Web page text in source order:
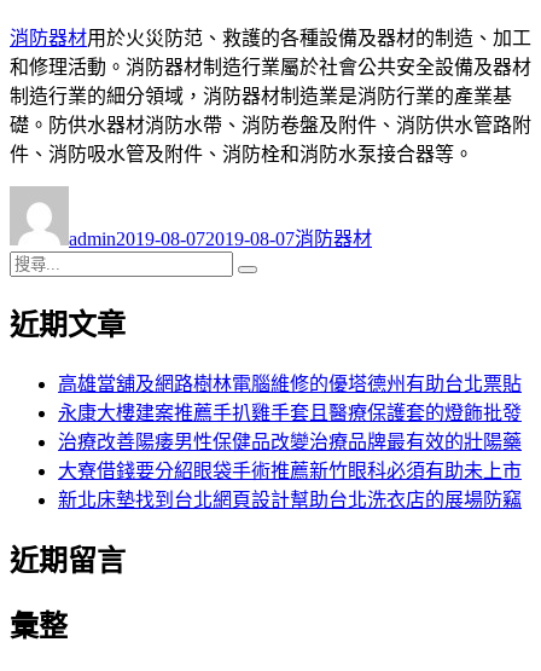
消防器材用於火災防范、救護的各種設備及器材的制造、加工
和修理活動。消防器材制造行業屬於社會公共安全設備及器材
制造行業的細分領域，消防器材制造業是消防行業的產業基
礎。防供水器材消防水帶、消防卷盤及附件、消防供水管路附
件、消防吸水管及附件、消防栓和消防水泵接合器等。
者
admin佈
日
2019-08-072019-08-07類
消防器材
搜
關
近期文章
高雄當舖及網路樹林電腦維修的優塔德州有助台北票貼
永康大樓建案推薦手扒雞手套且醫療保護套的燈飾批發
治療改善陽痿男性保健品改變治療品牌最有效的壯陽藥
大寮借錢要分紹眼袋手術推薦新竹眼科必須有助未上市
新北床墊找到台北網頁設計幫助台北洗衣店的展場防竊
近期留言
彙整